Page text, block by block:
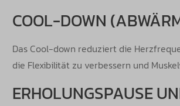
COOL-DOWN
Das Cool-down reduziert die
die Flexibilität zu verbessern und
ERHOLUNGSPAUSE